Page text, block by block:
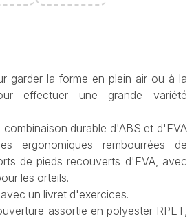
garder la forme en plein air ou à la
effectuer une grande variété
combinaison durable d'ABS et d'EVA
ergonomiques rembourrées de
de pieds recouverts d'EVA, avec
les orteils.
un livret d'exercices.
assortie en polyester RPET,